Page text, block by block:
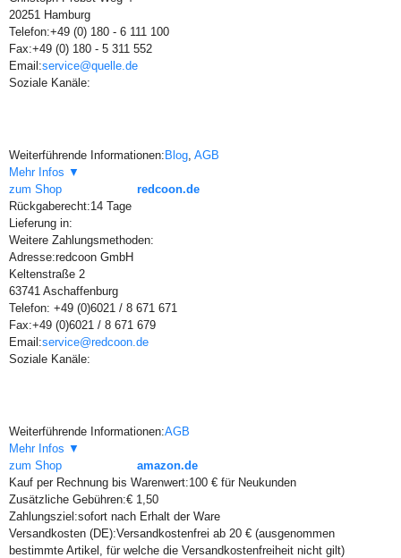
20251 Hamburg
Telefon:+49 (0) 180 - 6 111 100
Fax:+49 (0) 180 - 5 311 552
Email:service@quelle.de
Soziale Kanäle:
Weiterführende Informationen: Blog, AGB
Mehr Infos ▼
zum Shop
redcoon.de
Rückgaberecht:14 Tage
Lieferung in:
Weitere Zahlungsmethoden:
Adresse:redcoon GmbH
Keltenstraße 2
63741 Aschaffenburg
Telefon: +49 (0)6021 / 8 671 671
Fax:+49 (0)6021 / 8 671 679
Email:service@redcoon.de
Soziale Kanäle:
Weiterführende Informationen:AGB
Mehr Infos ▼
zum Shop
amazon.de
Kauf per Rechnung bis Warenwert:100 € für Neukunden
Zusätzliche Gebühren:€ 1,50
Zahlungsziel:sofort nach Erhalt der Ware
Versandkosten (DE):Versandkostenfrei ab 20 € (ausgenommen
bestimmte Artikel, für welche die Versandkostenfreiheit nicht gilt)